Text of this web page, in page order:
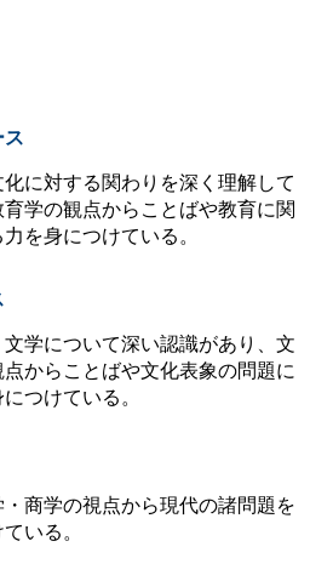
に対する関わりを深く理解して
学の観点からことばや教育に関
を身につけている。
学について深い認識があり、文
からことばや文化表象の問題に
つけている。
商学の視点から現代の諸問題を
いる。